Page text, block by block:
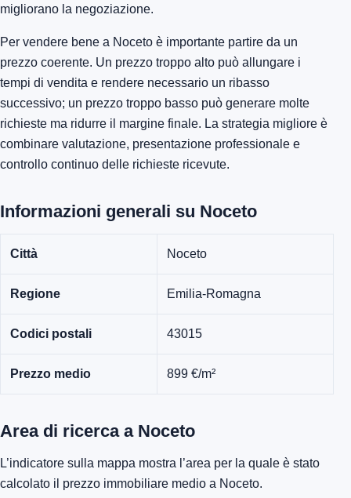
migliorano la negoziazione.
Per vendere bene a Noceto è importante partire da un
prezzo coerente. Un prezzo troppo alto può allungare i
tempi di vendita e rendere necessario un ribasso
successivo; un prezzo troppo basso può generare molte
richieste ma ridurre il margine finale. La strategia migliore è
combinare valutazione, presentazione professionale e
controllo continuo delle richieste ricevute.
Informazioni generali su Noceto
Città Noceto
Regione Emilia-Romagna
Codici postali 43015
Prezzo medio 899 €/m²
Area di ricerca a Noceto
L’indicatore sulla mappa mostra l’area per la quale è stato
calcolato il prezzo immobiliare medio a Noceto.